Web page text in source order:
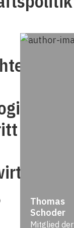
Thomas
Schoder
Mitglied der